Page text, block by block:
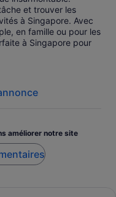
et trouver les
à Singapore. Avec
en famille ou pour les
à Singapore pour
améliorer notre site